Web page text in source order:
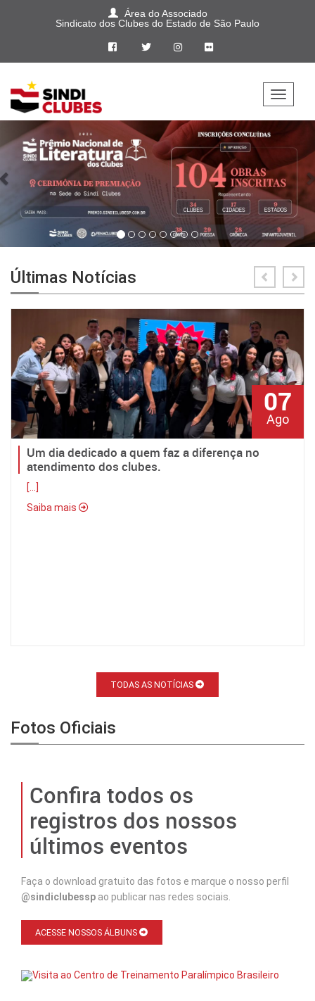
Área do Associado
Sindicato dos Clubes do Estado de São Paulo
Home
Sindi
Clubes
Jurídico
Aprendiz
Cultural
Parceiros
Contato
Previous
Últimas Notícias
07
Ago
Um dia dedicado a quem faz a diferença no
atendimento dos clubes.
[...]
Saiba mais
TODAS AS NOTÍCIAS
Fotos Oficiais
Confira todos os
registros dos nossos
últimos eventos
Faça o download gratuito das fotos e marque o nosso perfil
@sindiclubessp ao publicar nas redes sociais.
ACESSE NOSSOS ÁLBUNS